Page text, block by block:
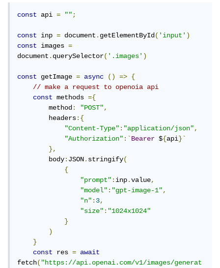
"size": "1024x1024"
)
const res = await
fetch("https://api.openai.com/v1/images/gen
erations" , methods
// parse the response as json
const data
listImages = data.data;
innerHTML = ''
;
   listImages
const container =
createElement
append(container)
=
createElement
append( img)
photo
const api = "";
const inp = document.getElementById('input')
const
images =
document.querySelector('.images')
const getImage = async () =>
{
// make a request to openoia api
const methods ={
        method
: "POST",
        headers
:{
"Content-Type":"application/json",
"Authorization":`Bearer ${api}`
},
        body
:JSON.stringify(
{
"prompt":inp.value,
"model":"gpt-image-1",
"n":3,
"size":"1024x1024"
}
)
}
const
res =
await
fetch("https://api.openai.com/v1/images/generat